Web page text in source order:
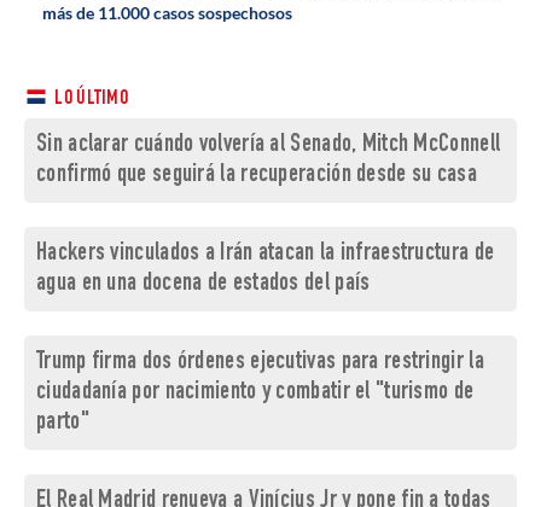
más de 11.000 casos sospechosos
LO ÚLTIMO
Sin aclarar cuándo volvería al Senado, Mitch McConnell
confirmó que seguirá la recuperación desde su casa
Hackers vinculados a Irán atacan la infraestructura de
agua en una docena de estados del país
Trump firma dos órdenes ejecutivas para restringir la
ciudadanía por nacimiento y combatir el "turismo de
parto"
El Real Madrid renueva a Vinícius Jr y pone fin a todas